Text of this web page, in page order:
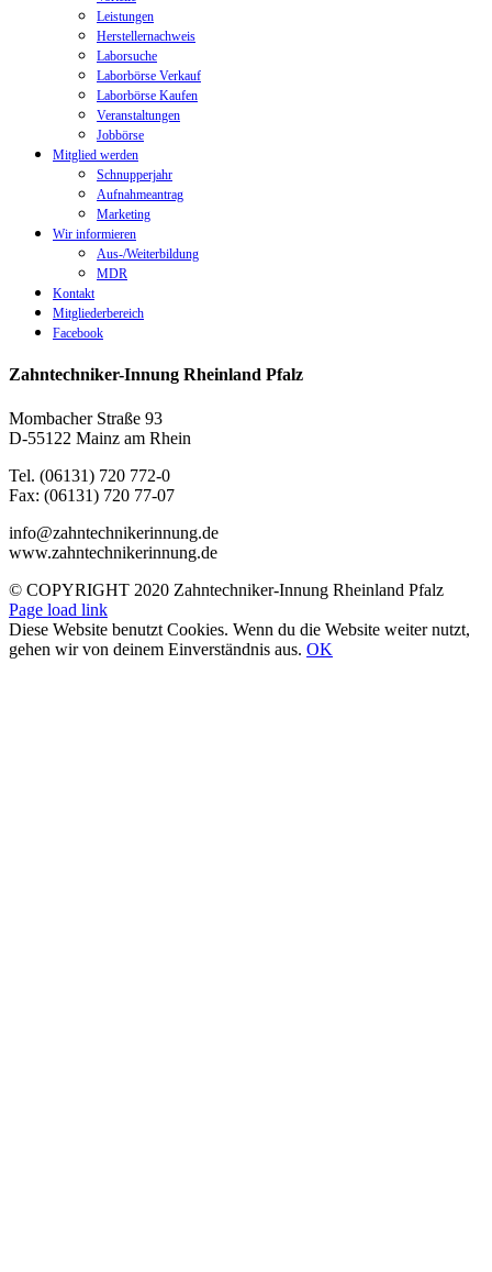
Leistungen
Herstellernachweis
Laborsuche
Laborbörse Verkauf
Laborbörse Kaufen
Veranstaltungen
Jobbörse
Mitglied werden
Schnupperjahr
Aufnahmeantrag
Marketing
Wir informieren
Aus-/Weiterbildung
MDR
Kontakt
Mitgliederbereich
Facebook
Zahntechniker-Innung Rheinland Pfalz
Mombacher Straße 93
D-55122 Mainz am Rhein
Tel. (06131) 720 772-0
Fax: (06131) 720 77-07
info@zahntechnikerinnung.de
www.zahntechnikerinnung.de
© COPYRIGHT 2020 Zahntechniker-Innung Rheinland Pfalz
Page load link
Diese Website benutzt Cookies. Wenn du die Website weiter nutzt,
gehen wir von deinem Einverständnis aus. OK